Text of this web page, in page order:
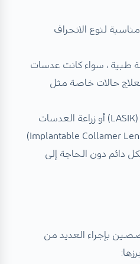
لنوع الانحراف
طبية ، سواء كانت عدسات
حالات خاصة مثل
إجراء عمليات الليزك (LASIK) أو زراعة العدسات
داخل العين (Implantable Collamer Lens – ICL)
دائم دون الحاجة إلى
بإجراء العديد من